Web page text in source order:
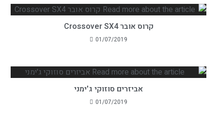
קרוס אובר Crossover SX4
01/07/2019
אביזרים סוזוקי ג'ימני
01/07/2019